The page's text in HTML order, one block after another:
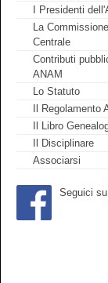
I Presidenti
La
Centrale
Contributi
ANAM
Lo Statuto
Il Regolamento
Il Libro
Il Disciplinare
Associarsi
Seguici su